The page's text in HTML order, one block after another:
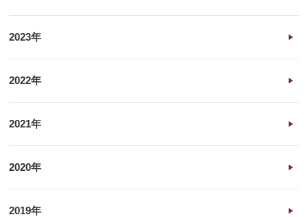
2023年
2022年
2021年
2020年
2019年